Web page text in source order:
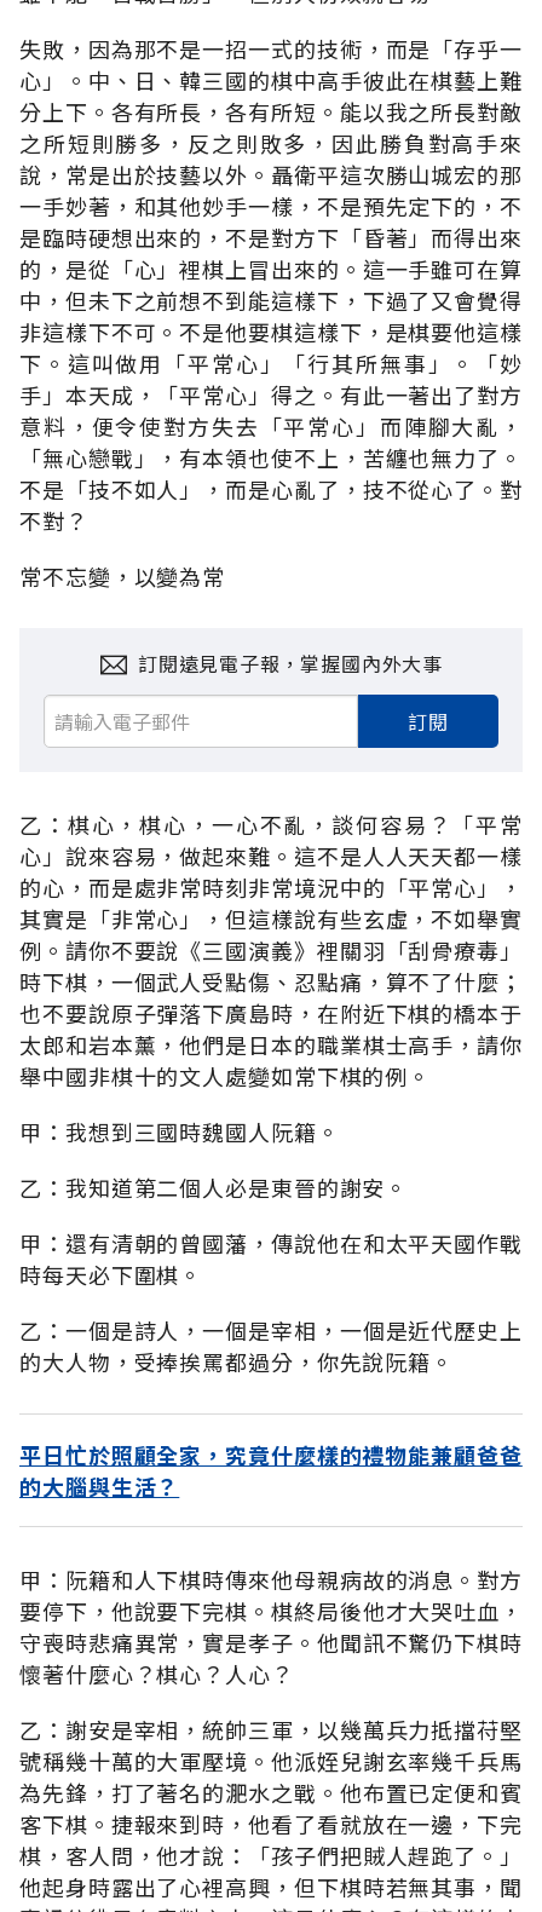
失敗，因為那不是一招一式的技術，而是「存乎一
心」。中、日、韓三國的棋中高手彼此在棋藝上難
分上下。各有所長，各有所短。能以我之所長對敵
之所短則勝多，反之則敗多，因此勝負對高手來
說，常是出於技藝以外。聶衛平這次勝山城宏的那
一手妙著，和其他妙手一樣，不是預先定下的，不
是臨時硬想出來的，不是對方下「昏著」而得出來
的，是從「心」裡棋上冒出來的。這一手雖可在算
中，但未下之前想不到能這樣下，下過了又會覺得
非這樣下不可。不是他要棋這樣下，是棋要他這樣
下。這叫做用「平常心」「行其所無事」。「妙
手」本天成，「平常心」得之。有此一著出了對方
意料，便令使對方失去「平常心」而陣腳大亂，
「無心戀戰」，有本領也使不上，苦纏也無力了。
不是「技不如人」，而是心亂了，技不從心了。對
不對？
常不忘變，以變為常
訂閱遠見電子報，掌握國內外大事
訂閱
乙：棋心，棋心，一心不亂，談何容易？「平常
心」說來容易，做起來難。這不是人人天天都一樣
的心，而是處非常時刻非常境況中的「平常心」，
其實是「非常心」，但這樣說有些玄虛，不如舉實
例。請你不要說《三國演義》裡關羽「刮骨療毒」
時下棋，一個武人受點傷、忍點痛，算不了什麼；
也不要說原子彈落下廣島時，在附近下棋的橋本于
太郎和岩本薰，他們是日本的職業棋士高手，請你
舉中國非棋十的文人處變如常下棋的例。
甲：我想到三國時魏國人阮籍。
乙：我知道第二個人必是東晉的謝安。
甲：還有清朝的曾國藩，傳說他在和太平天國作戰
時每天必下圍棋。
乙：一個是詩人，一個是宰相，一個是近代歷史上
的大人物，受捧挨罵都過分，你先說阮籍。
平日忙於照顧全家，究竟什麼樣的禮物能兼顧爸爸
的大腦與生活？
甲：阮籍和人下棋時傳來他母親病故的消息。對方
要停下，他說要下完棋。棋終局後他才大哭吐血，
守喪時悲痛異常，實是孝子。他聞訊不驚仍下棋時
懷著什麼心？棋心？人心？
乙：謝安是宰相，統帥三軍，以幾萬兵力抵擋苻堅
號稱幾十萬的大軍壓境。他派姪兒謝玄率幾千兵馬
為先鋒，打了著名的淝水之戰。他布置已定便和賓
客下棋。捷報來到時，他看了看就放在一邊，下完
棋，客人問，他才說：「孩子們把賊人趕跑了。」
他起身時露出了心裡高興，但下棋時若無其事，聞